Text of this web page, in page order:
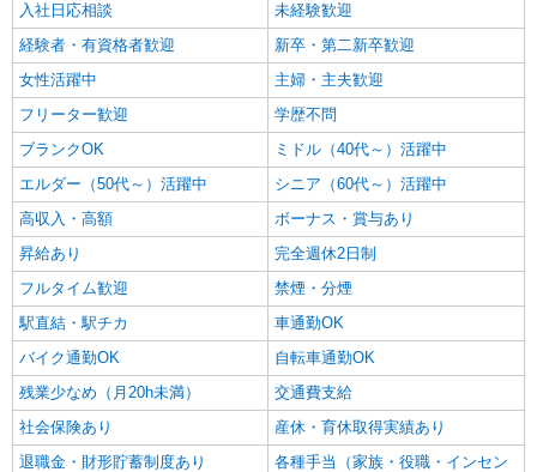
入社日応相談
未経験歓迎
経験者・有資格者歓迎
新卒・第二新卒歓迎
女性活躍中
主婦・主夫歓迎
フリーター歓迎
学歴不問
ブランクOK
ミドル（40代～）活躍中
エルダー（50代～）活躍中
シニア（60代～）活躍中
高収入・高額
ボーナス・賞与あり
昇給あり
完全週休2日制
フルタイム歓迎
禁煙・分煙
駅直結・駅チカ
車通勤OK
バイク通勤OK
自転車通勤OK
残業少なめ（月20h未満）
交通費支給
社会保険あり
産休・育休取得実績あり
退職金・財形貯蓄制度あり
各種手当（家族・役職・インセン